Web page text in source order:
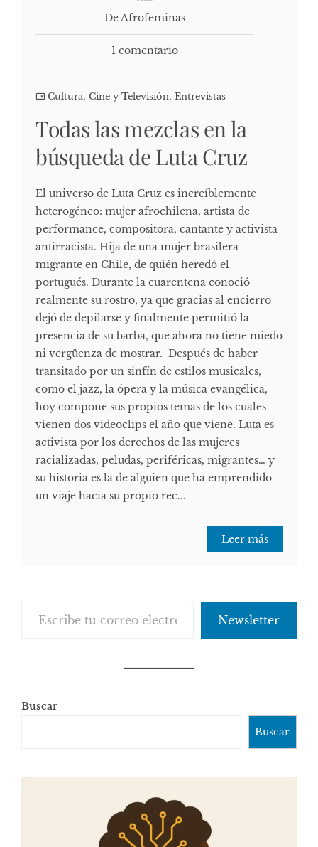
De Afrofeminas
1 comentario
Cultura, Cine y Televisión, Entrevistas
Todas las mezclas en la
búsqueda de Luta Cruz
El universo de Luta Cruz es increíblemente
heterogéneo: mujer afrochilena, artista de
performance, compositora, cantante y activista
antirracista. Hija de una mujer brasilera
migrante en Chile, de quién heredó el
portugués. Durante la cuarentena conoció
realmente su rostro, ya que gracias al encierro
dejó de depilarse y finalmente permitió la
presencia de su barba, que ahora no tiene miedo
ni vergüenza de mostrar. Después de haber
transitado por un sinfín de estilos musicales,
como el jazz, la ópera y la música evangélica,
hoy compone sus propios temas de los cuales
vienen dos videoclips el año que viene. Luta es
activista por los derechos de las mujeres
racializadas, peludas, periféricas, migrantes… y
su historia es la de alguien que ha emprendido
un viaje hacia su propio rec...
Leer más
Newsletter
Buscar
Buscar